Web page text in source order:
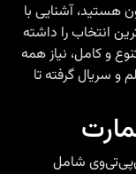
هستید، آشنایی با
انتخاب را داشته
و کامل، نیاز همه
و سریال گرفته تا
شامل